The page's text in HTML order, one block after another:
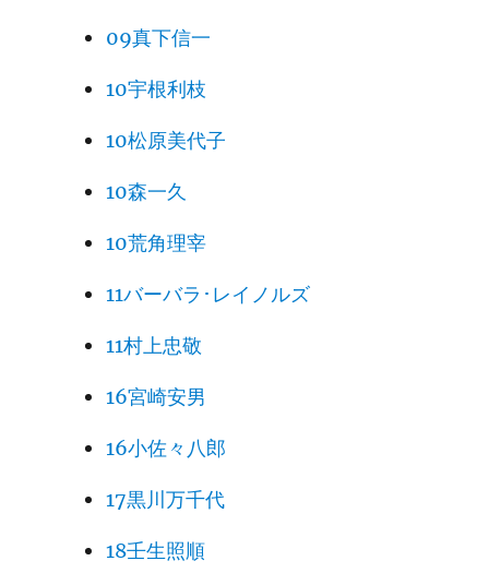
09真下信一
10宇根利枝
10松原美代子
10森一久
10荒角理宰
11バーバラ･レイノルズ
11村上忠敬
16宮崎安男
16小佐々八郎
17黒川万千代
18壬生照順